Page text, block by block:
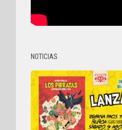
NOTICIAS